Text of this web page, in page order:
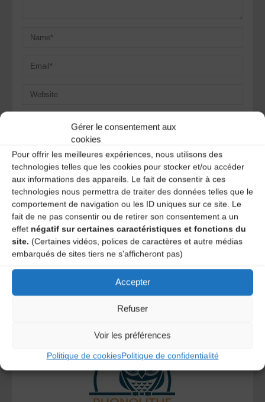
Gérer le consentement aux
cookies
Pour offrir les meilleures expériences, nous utilisons des
technologies telles que les cookies pour stocker et/ou accéder
aux informations des appareils. Le fait de consentir à ces
technologies nous permettra de traiter des données telles que le
comportement de navigation ou les ID uniques sur ce site. Le
fait de ne pas consentir ou de retirer son consentement a un
effet négatif sur certaines caractéristiques et fonctions du
site. (Certaines vidéos, polices de caractères et autre médias
embarqués de sites tiers ne s'afficheront pas)
Accepter
Refuser
Voir les préférences
Politique de cookiesPolitique de confidentialité
time I post a comment.
Ce site utilise Akismet pour réduire les indésirables.
savoir plus sur la façon dont les données de vos
commentaires sont traitées.